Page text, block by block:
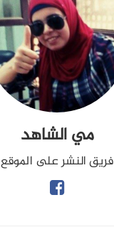
مي الشاهد
فريق النشر على الموقع